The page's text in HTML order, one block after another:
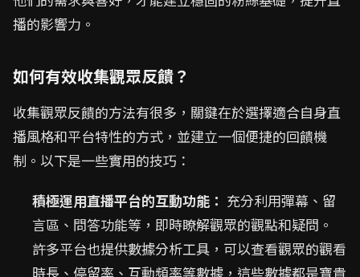
播的影響力。
如何有效收集觀眾反饋？
收集觀眾反饋的方法有很多，關鍵在於選擇適合自身直
播風格和平台特性的方式，並建立一個便捷的回饋機
制。以下是一些實用的技巧：
積極運用直播平台的互動功能： 充分利用彈幕、留
言區、問答功能等，即時瞭解觀眾的觀點和疑問。
許多平台也提供數據分析工具，可以查看觀眾的觀看
時長、停留率、互動頻率等數據，這些數據都是寶貴